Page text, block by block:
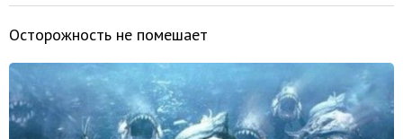
Осторожность не помешает